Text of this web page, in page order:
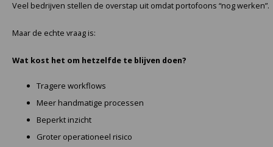
Veel bedrijven stellen de overstap uit omdat portofoons “nog werken”.
Maar de echte vraag is:
Wat kost het om hetzelfde te blijven doen?
Tragere workflows
Meer handmatige processen
Beperkt inzicht
Groter operationeel risico